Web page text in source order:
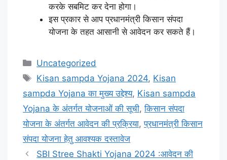
करके सबमिट कर देना होगा।
इस प्रकार से आप प्रधानमंत्री किसान संपदा
योजना के तहत आसानी से आवेदन कर सकते हैं।
Categories
Uncategorized
Tags
Kisan sampda Yojana 2024, Kisan
sampda Yojana का मुख्य उद्देश्य, Kisan sampda
Yojana के अंतर्गत योजनाओं की सूची,किसान संपदा
योजना के अंतर्गत आवेदन की प्रक्रिया,प्रधानमंत्री किसान
संपदा योजना हेतु आवश्यक दस्तावेज
SBI Stree Shakti Yojana 2024 :आवेदन की